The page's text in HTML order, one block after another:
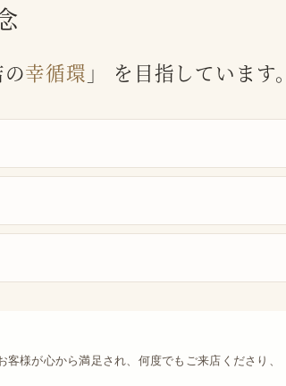
幸循環 」 を目指しています。
様が心から満足され、何度でもご来店くださり、